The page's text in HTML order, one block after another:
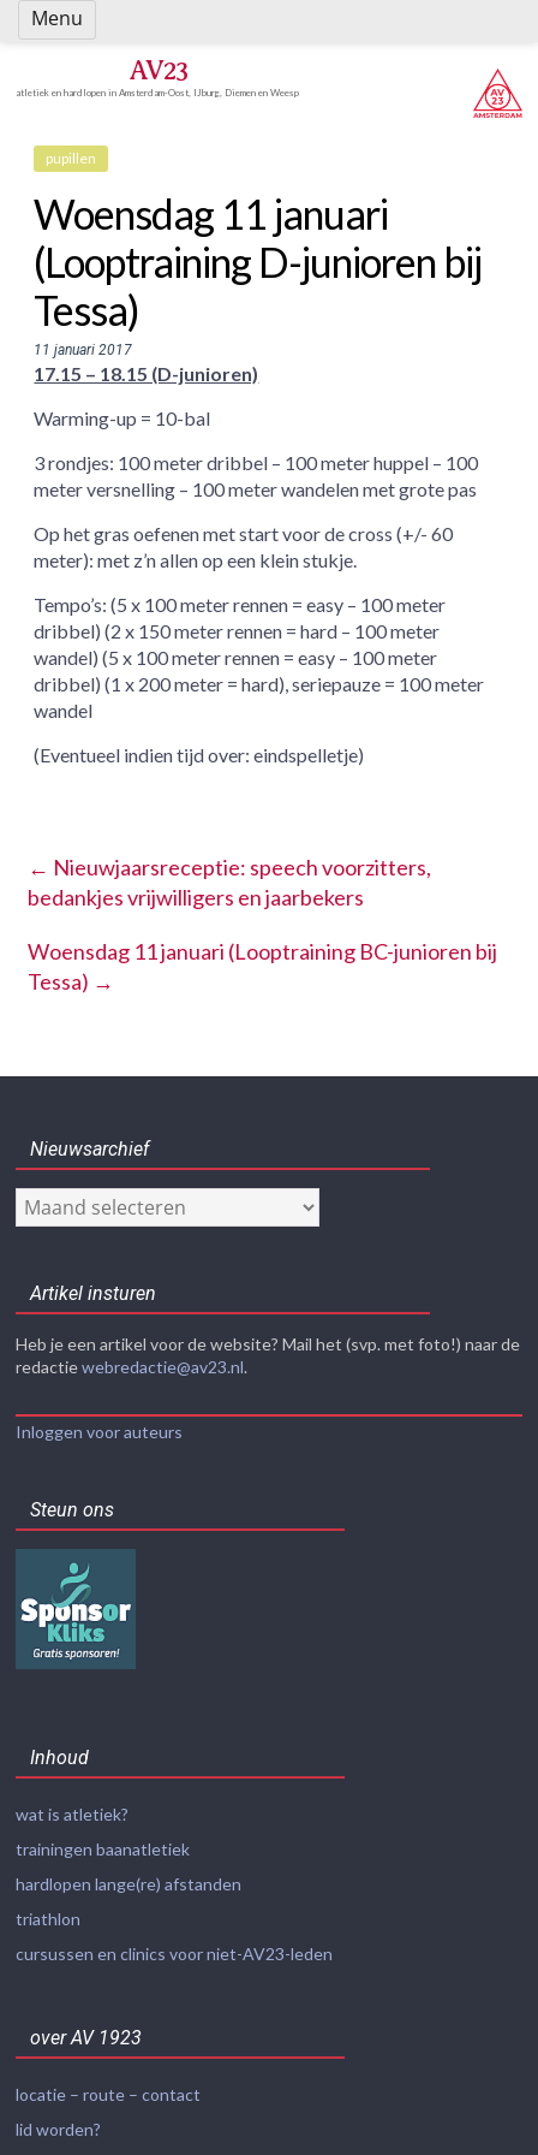
Spring
naar
AV23
atletiek en hardlopen in Amsterdam-Oost, IJburg, Diemen en Weesp
pupillen
Woensdag 11 januari
(Looptraining D-junioren bij
Tessa)
11 januari 2017
17.15 – 18.15 (D-junioren)
Warming-up = 10-bal
3 rondjes: 100 meter dribbel – 100 meter huppel – 100
meter versnelling – 100 meter wandelen met grote pas
Op het gras oefenen met start voor de cross (+/- 60
meter): met z’n allen op een klein stukje.
Tempo’s: (5 x 100 meter rennen = easy – 100 meter
dribbel) (2 x 150 meter rennen = hard – 100 meter
wandel) (5 x 100 meter rennen = easy – 100 meter
dribbel) (1 x 200 meter = hard), seriepauze = 100 meter
wandel
(Eventueel indien tijd over: eindspelletje)
← Nieuwjaarsreceptie: speech voorzitters,
bedankjes vrijwilligers en jaarbekers
Woensdag 11 januari (Looptraining BC-junioren bij
Tessa) →
Nieuwsarchief
Nieuwsarchief
Artikel insturen
Heb je een artikel voor de website? Mail het (svp. met foto!) naar de
redactiewebredactie@av23.nl.
Inloggen voor auteurs
Steun ons
Inhoud
wat is atletiek?
trainingen baanatletiek
hardlopen lange(re) afstanden
triathlon
cursussen en clinics voor niet-AV23-leden
over AV 1923
locatie – route – contact
lid worden?
Menu